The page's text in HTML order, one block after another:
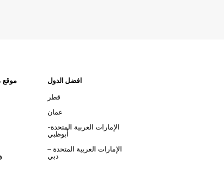
موقع
افضل الدول
قطر
عمان
الإمارات العربية المتحدة-
أبوظبي
الإمارات العربية المتحدة –
دبي